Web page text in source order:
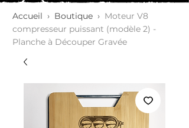
Accueil › Boutique › Moteur V8
compresseur puissant (modèle 2) -
Planche à Découper Gravée